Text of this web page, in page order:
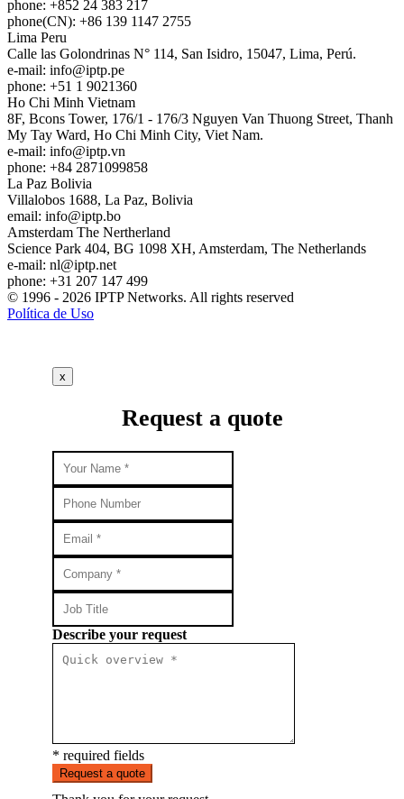
phone: +852 24 383 217
phone(CN): +86 139 1147 2755
Lima Peru
Calle las Golondrinas N° 114, San Isidro, 15047, Lima, Perú.
e-mail: info
iptp.pe
phone: +51 1 9021360
Ho Chi Minh Vietnam
8F, Bcons Tower, 176/1 - 176/3 Nguyen Van Thuong Street, Thanh
My Tay Ward, Ho Chi Minh City, Viet Nam.
e-mail: info
iptp.vn
phone: +84 2871099858
La Paz Bolivia
Villalobos 1688, La Paz, Bolivia
email: info
iptp.bo
Amsterdam The Nertherland
Science Park 404, BG 1098 XH, Amsterdam, The Netherlands
e-mail: nl
iptp.net
phone: +31 207 147 499
© 1996 - 2026 IPTP Networks. All rights reserved
Política de Uso
x
Request a quote
Describe your request
* required fields
Request a quote